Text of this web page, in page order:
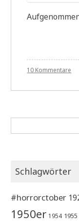
10 Kommentare
Suchen
Schlagwörter
#horrorctober
1950er 1954 1955